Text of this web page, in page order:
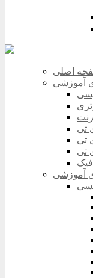
اصلی
آموزشی
تی
تی
تی
آموزشی